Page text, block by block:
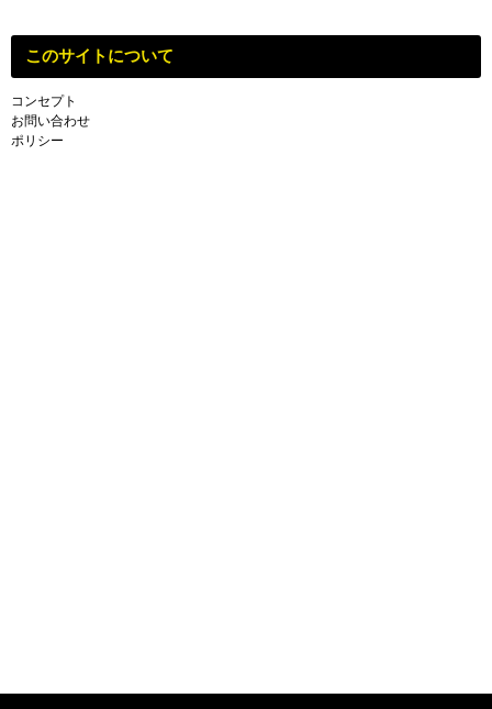
このサイトについて
コンセプト
お問い合わせ
ポリシー